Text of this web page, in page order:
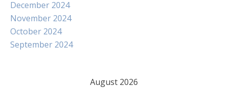
December 2024
November 2024
October 2024
September 2024
August 2026